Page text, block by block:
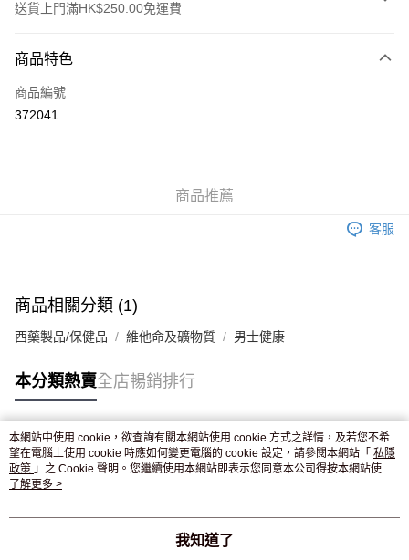
送貨上門滿HK$250.00免運費
信用卡
Apple Pay
付款後門市自取，訂單確認後2-4個工作天到店，7天內取。逾期後
商品特色
商品編號
372041
商品推薦
客服
商品相關分類 (1)
西藥製品/保健品 維他命及礦物質 男士健康
本分類熱賣全店暢銷排行
熱門標籤
熱銷排行
本網站中使用 cookie，欲查詢有關本網站使用 cookie 方式之詳情，及若您不希
望在電腦上使用 cookie 時應如何變更電腦的 cookie 設定，請參閱本網站「 私隱
政策 」之 Cookie 聲明。您繼續使用本網站即表示您同意本公司得按本網站使用
條款之 Cookie 聲明使用 cookie。
了解更多 >
我知道了